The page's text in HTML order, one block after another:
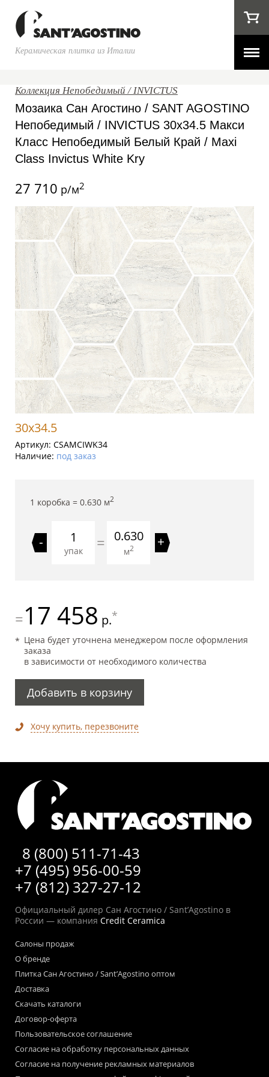
Керамическая плитка из Италии
Коллекция Непобедимый / INVICTUS
Мозаика Сан Агостино / SANT AGOSTINO
Непобедимый / INVICTUS 30x34.5 Макси
Класс Непобедимый Белый Край / Maxi
Class Invictus White Kry
27 710 р/м2
30x34.5
Артикул: CSAMCIWK34
Наличие: под заказ
1 коробка = 0.630 м2
-
упак = 0.630
м2 +
=17 458 р.*
Цена будет уточнена менеджером после оформления
заказа
в зависимости от необходимого количества
Добавить в корзину
Хочу купить, перезвоните
8 (800) 511-71-43
+7 (495) 956-00-59
+7 (812) 327-27-12
Официальный дилер Сан Агостино / Sant’Agostino в
России — компания Credit Ceramica
Салоны продаж
О бренде
Плитка Сан Агостино / Sant’Agostino оптом
Доставка
Скачать каталоги
Договор-оферта
Пользовательское соглашение
Согласие на обработку персональных данных
Согласие на получение рекламных материалов